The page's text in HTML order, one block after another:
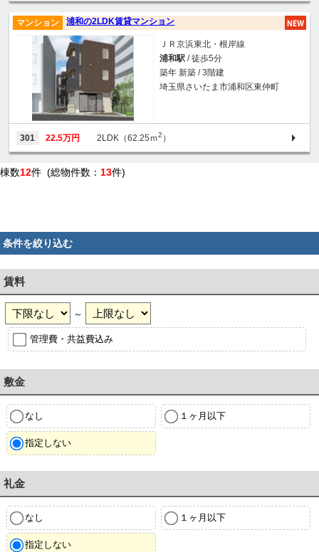
浦和の2LDK賃貸マンション
マンション
ＪＲ京浜東北・根岸線
浦和駅 / 徒歩5分
築年 新築 / 3階建
埼玉県さいたま市浦和区東仲町
301 22.5万円 2LDK（62.25ｍ2 ）
棟数12件 (総物件数： 13件)
条件を絞り込む
賃料
～
管理費・共益費込み
敷金
なし １ヶ月以下
指定しない
礼金
なし １ヶ月以下
指定しない